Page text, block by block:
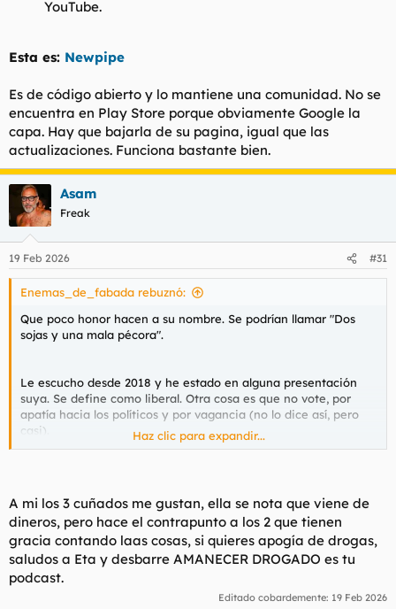
YouTube.
Esta es: Newpipe
Es de código abierto y lo mantiene una comunidad. No se
encuentra en Play Store porque obviamente Google la
capa. Hay que bajarla de su pagina, igual que las
actualizaciones. Funciona bastante bien.
Asam
Freak
19 Feb 2026 #31
Enemas_de_fabada rebuznó:
Que poco honor hacen a su nombre. Se podrían llamar "Dos
sojas y una mala pécora".
Le escucho desde 2018 y he estado en alguna presentación
suya. Se define como liberal. Otra cosa es que no vote, por
apatía hacia los políticos y por vagancia (no lo dice así, pero
casi).
El 90% de los canales de YouTube que sigo los escucho en
modo Podcasts. Hay una aplicación gratuita que te permite:
Escuchar YouTube con la pantalla del móvil apagada-
bloqueada.
Te elimina todos los anuncios.
Haz clic para expandir...
A mi los 3 cuñados me gustan, ella se nota que viene de
dineros, pero hace el contrapunto a los 2 que tienen
gracia contando laas cosas, si quieres apogía de drogas,
saludos a Eta y desbarre AMANECER DROGADO es tu
podcast.
Editado cobardemente: 19 Feb 2026